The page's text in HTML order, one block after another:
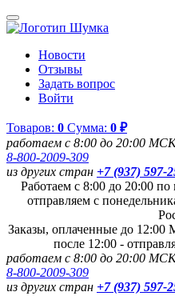
Новости
Отзывы
Задать вопрос
Войти
Товаров: 0 Сумма: 0 ₽
работаем с 8:00 до 20:00
8-800-2009-309
из других стран +7 (937) 597-
Работаем с 8:00 до 20:00
отправляем с
Заказы, оплаченные до
после 12:00 -
работаем с 8:00 до 20:00
8-800-2009-309
из других стран +7 (937) 597-